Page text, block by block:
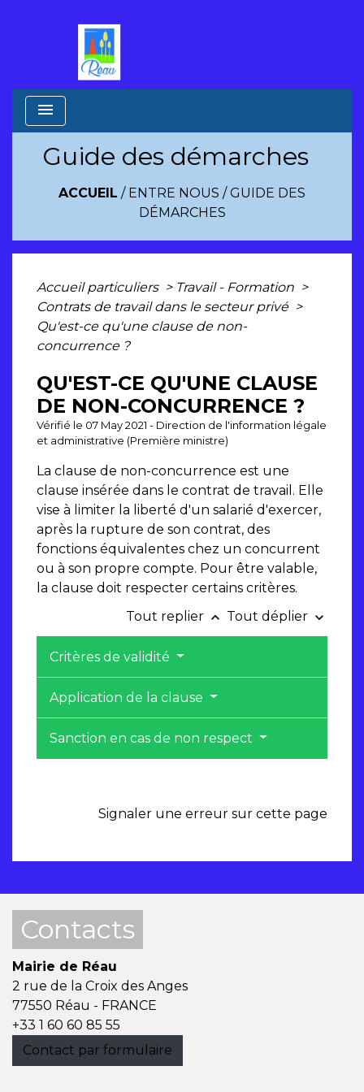
menu
Guide des démarches
ACCUEIL / ENTRE NOUS /GUIDE DES
DÉMARCHES
Accueil particuliers > Travail - Formation >
Contrats de travail dans le secteur privé >
Qu'est-ce qu'une clause de non-
concurrence ?
QU'EST-CE QU'UNE CLAUSE
DE NON-CONCURRENCE ?
Vérifié le 07 May 2021 - Direction de l'information légale
et administrative (Première ministre)
La clause de non-concurrence est une
clause insérée dans le contrat de travail. Elle
vise à limiter la liberté d'un salarié d'exercer,
après la rupture de son contrat, des
fonctions équivalentes chez un concurrent
ou à son propre compte. Pour être valable,
la clause doit respecter certains critères.
Tout replier keyboard_arrow_up Tout déplier keyboard_arrow_down
Critères de validité
Application de la clause
Sanction en cas de non respect
Signaler une erreur sur cette page
Contacts
Mairie de Réau
2 rue de la Croix des Anges
77550 Réau - FRANCE
+33 1 60 60 85 55
Contact par formulaire